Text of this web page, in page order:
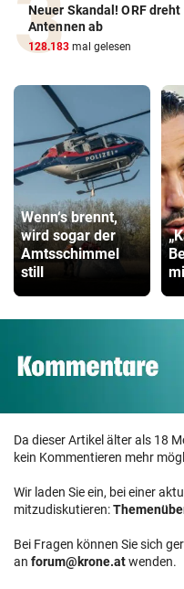
Neuer Skandal! ORF
Antennen ab
128.183 mal gelesen
Wenn‘s brennt,
wird sogar der
Amtsschimmel
still
Da dieser Artikel älter als 18
kein Kommentieren mehr
Wir laden Sie ein, bei einer
mitzudiskutieren:
Bei Fragen können Sie sich
an forum@krone.atwenden.